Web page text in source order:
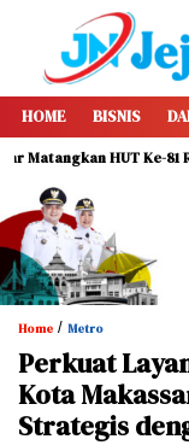
HOME BISNIS
HUT Ke-81 RI
Home / Metro
Perkuat
Kota
Strategis